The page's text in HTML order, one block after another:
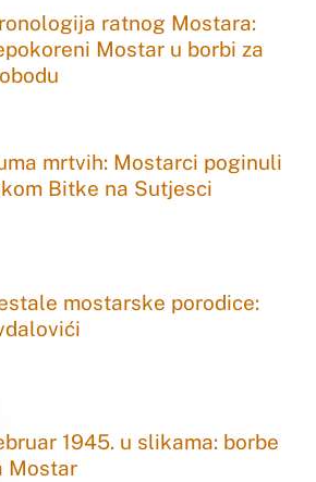
ratnog Mostara:
Mostar u borbi za
mrtvih: Mostarci poginuli
Bitke na Sutjesci
mostarske porodice:
1945. u slikama: borbe
Mostar